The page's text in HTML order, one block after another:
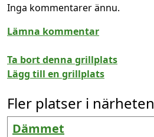
Inga kommentarer ännu.
Lämna kommentar
Ta bort denna grillplats
Lägg till en grillplats
Fler platser i närheten
Dämmet